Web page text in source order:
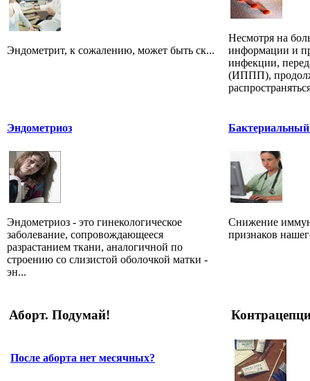
Эндометрит, к сожалению, может быть ск...
Несмотря на
информации и
инфекции,
(ИППП),
Эндометриоз
Эндометриоз - это гинекологическое
заболевание, сопровождающееся
разрастанием ткани, аналогичной по
строению со слизистой оболочкой матки -
эн...
Бактериальный
Снижение
признаков
Аборт. Подумай!
После аборта нет месячных?